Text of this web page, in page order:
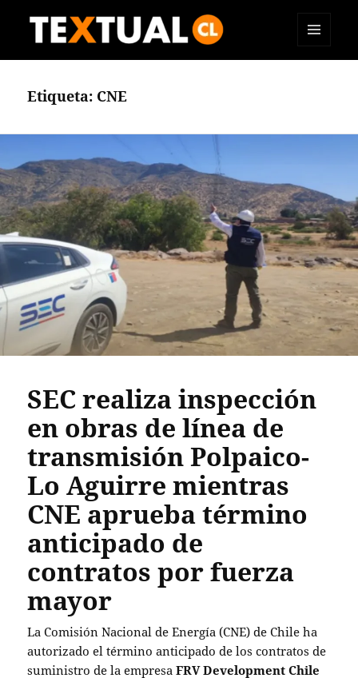
Etiqueta: CNE
SEC realiza inspección
en obras de línea de
transmisión Polpaico-
Lo Aguirre mientras
CNE aprueba término
anticipado de
contratos por fuerza
mayor
La Comisión Nacional de Energía (CNE) de Chile ha
autorizado el término anticipado de los contratos de
suministro de la empresaFRV Development Chile